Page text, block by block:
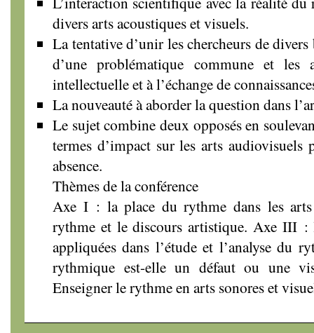
divers arts acoustiques et visuels.
La tentative d’unir les chercheurs de
d’une problématique commune et les
intellectuelle et à l’échange de
La nouveauté à aborder la question dans
Le sujet combine deux opposés en
termes d’impact sur les arts audiovisuels
absence.
Thèmes de la conférence
Axe I : la place du rythme dans les
rythme et le discours artistique. Axe III :
appliquées dans l’étude et l’analyse du
rythmique est-elle un défaut ou une
Enseigner le rythme en arts sonores et